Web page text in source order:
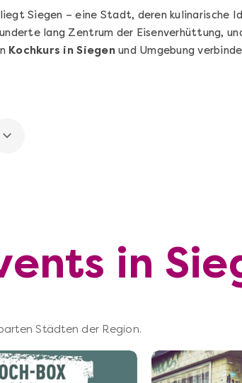
liegt Siegen – eine Stadt, deren kulinarische
lang Zentrum der Eisenverhüttung,
Kochkurs in Siegenund Umgebung
in
Städten der Region.